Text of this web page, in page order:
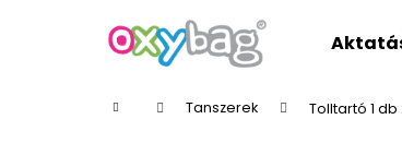
KezdőlapTanszerek Tolltartó 1
Vissza
Vissza